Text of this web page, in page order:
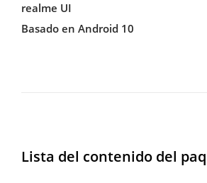
realme UI
Basado en Android 10
Lista del contenido del